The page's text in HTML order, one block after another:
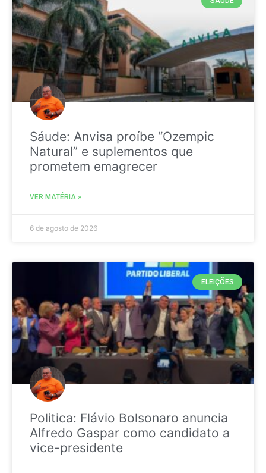
Sáude: Anvisa proíbe “Ozempic
Natural” e suplementos que
prometem emagrecer
VER MATÉRIA »
6 de agosto de 2026
ELEIÇÕES
Politica: Flávio Bolsonaro anuncia
Alfredo Gaspar como candidato a
vice-presidente